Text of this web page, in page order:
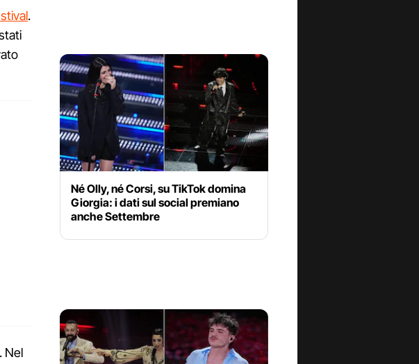
.
. Nel
Né Olly, né Corsi, su TikTok domina
Giorgia: i dati sul social premiano
anche Settembre